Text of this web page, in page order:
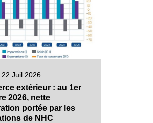
Juil 2026
extérieur : au 1er
2026, nette
portée par les
de NHC